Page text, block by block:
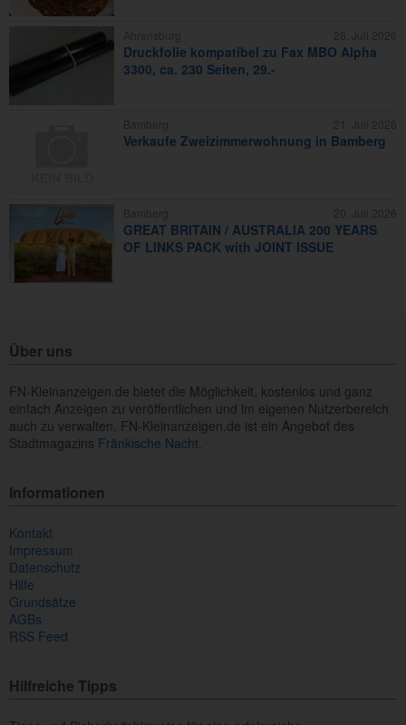
Druckfolie kompatibel zu Fax MBO Alpha
3300, ca. 230 Seiten, 29.-
Verkaufe Zweizimmerwohnung in Bamberg
GREAT BRITAIN / AUSTRALIA 200 YEARS
OF LINKS PACK with JOINT ISSUE
Über uns
FN-Kleinanzeigen.de bietet die Möglichkeit, kostenlos und ganz
einfach Anzeigen zu veröffentlichen und im eigenen Nutzerbereich
auch zu verwalten. FN-Kleinanzeigen.de ist ein Angebot des
Stadtmagazins Fränkische Nacht.
Informationen
Kontakt
Impressum
Datenschutz
Hilfe
Grundsätze
AGBs
RSS Feed
Hilfreiche Tipps